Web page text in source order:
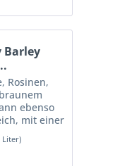
Barley
Rosinen,
ebenso
mit einer
Liter)